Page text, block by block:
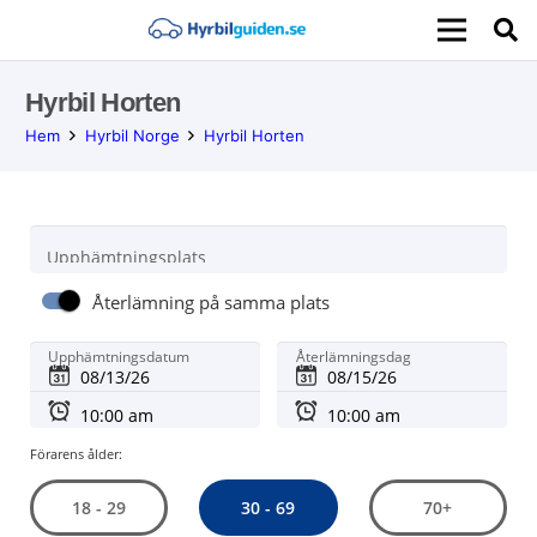
Hyrbil Horten
Hem Hyrbil Norge Hyrbil Horten
Upphämtningsplats
Återlämning på samma plats
Upphämtningsdatum Återlämningsdag
Förarens ålder:
18 - 29 30 - 69 70+